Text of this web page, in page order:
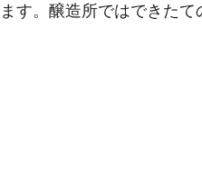
す。醸造所ではできたて